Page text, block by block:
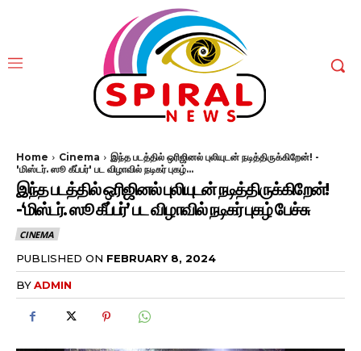
Home Cinema
இந்த படத்தில் ஒரிஜினல் புலியுடன் நடித்திருக்கிறேன்! -
'மிஸ்டர். ஸூ கீப்பர்' பட விழாவில் நடிகர் புகழ்...
இந்த படத்தில் ஒரிஜினல் புலியுடன் நடித்திருக்கிறேன்!
-‘மிஸ்டர். ஸூ கீப்பர்’ பட விழாவில் நடிகர் புகழ் பேச்சு
CINEMA
PUBLISHED ON FEBRUARY 8, 2024
BYADMIN